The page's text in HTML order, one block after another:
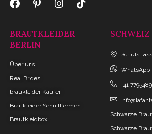
BRAUTKLEIDER
BERLIN
Über uns
Real Brides
braukleider Kaufen
Braukleider Schnittformen
Brautkleidbox
WhatsApp
+41
Schwarze
Schwarze